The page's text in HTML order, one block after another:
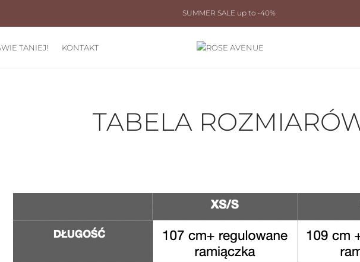
SUMMER SALE up to -40%
TANIEJ! KONTAKT
TABELA